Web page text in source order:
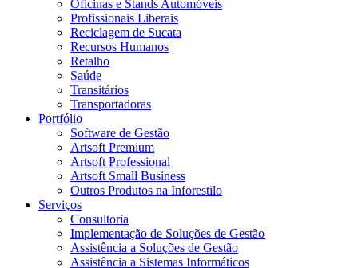
Oficinas e Stands Automóveis
Profissionais Liberais
Reciclagem de Sucata
Recursos Humanos
Retalho
Saúde
Transitários
Transportadoras
Portfólio
Software de Gestão
Artsoft Premium
Artsoft Professional
Artsoft Small Business
Outros Produtos na Inforestilo
Serviços
Consultoria
Implementação de Soluções de Gestão
Assistência a Soluções de Gestão
Assistência a Sistemas Informáticos